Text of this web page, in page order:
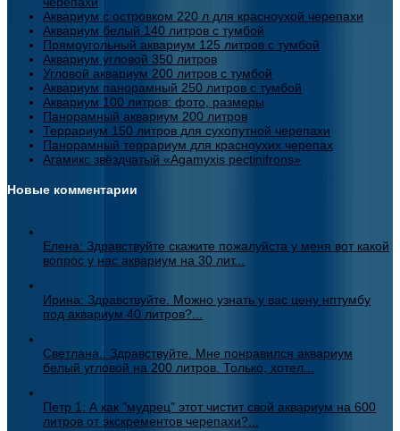
Аквариум с островком 220 л для красноухой черепахи
Аквариум белый 140 литров с тумбой
Прямоугольный аквариум 125 литров с тумбой
Аквариум угловой 350 литров
Угловой аквариум 200 литров с тумбой
Аквариум панорамный 250 литров с тумбой
Аквариум 100 литров: фото, размеры
Панорамный аквариум 200 литров
Террариум 150 литров для сухопутной черепахи
Панорамный террариум для красноухих черепах
Агамикс звёздчатый «Agamyxis pectinifrons»
Новые комментарии
Елена: Здравствуйте скажите пожалуйста у меня вот какой
вопрос у нас аквариум на 30 лит...
Ирина: Здравствуйте. Можно узнать у вас цену нптумбу
под аквариум 40 литров?...
Светлана.: Здравствуйте. Мне понравился аквариум
белый угловой на 200 литров. Только, хотел...
Петр 1: А как "мудрец" этот чистит свой аквариум на 600
литров от экскрементов черепахи?...